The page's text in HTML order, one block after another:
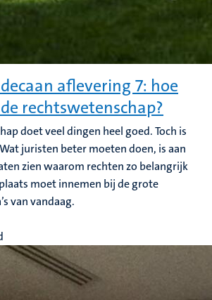
aflevering 7: hoe
rechtswetenschap?
doet veel dingen heel goed. Toch is
juristen beter moeten doen, is aan
zien waarom rechten zo belangrijk
moet innemen bij de grote
van vandaag.